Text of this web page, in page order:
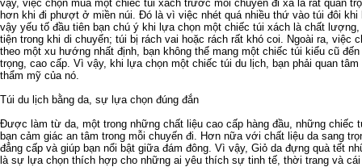
vậy, việc chọn mua một chiếc túi xách trước mỗi chuyến đi xa là rất quan
hơn khi đi phượt ở miền núi. Đó là vì việc nhét quá nhiều thứ vào túi đôi khi
vậy yếu tố đầu tiên bạn chú ý khi lựa chọn một chiếc túi xách là chất
tiện trong khi di chuyển; túi bị rách vai hoặc rách rất khó coi. Ngoài ra, việc
theo một xu hướng nhất định, bạn không thể mang một chiếc túi kiểu cũ
trọng, cao cấp. Vì vậy, khi lựa chọn một chiếc túi du lịch, bạn phải quan
thẩm mỹ của nó.
Túi du lịch bằng da, sự lựa chọn đúng đắn
Được làm từ da, một trong những chất liệu cao cấp hàng đầu, những chiếc
bạn cảm giác an tâm trong mỗi chuyến đi. Hơn nữa với chất liệu da sang
đẳng cấp và giúp bạn nổi bật giữa đám đông. Vì vậy, Giỏ da đựng quà tết
là sự lựa chọn thích hợp cho những ai yêu thích sự tinh tế, thời trang và cái